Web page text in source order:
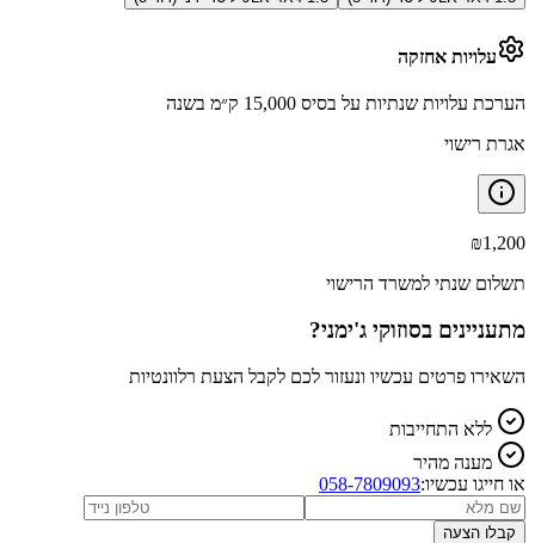
עלויות אחזקה
הערכת עלויות שנתיות על בסיס 15,000 ק״מ בשנה
אגרת רישוי
₪1,200
תשלום שנתי למשרד הרישוי
מתעניינים בסוזוקי ג'ימני?
השאירו פרטים עכשיו ונעזור לכם לקבל הצעת רלוונטיות
ללא התחייבות
מענה מהיר
או חייגו עכשיו:058-7809093
קבלו הצעה